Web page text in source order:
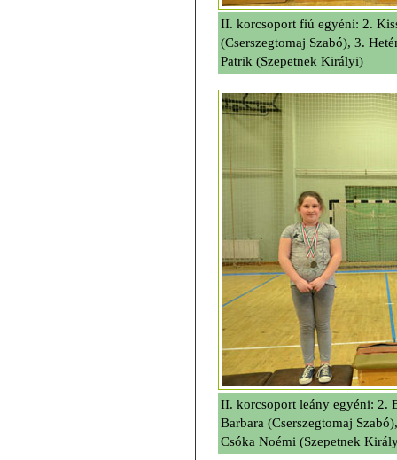
II. korcsoport fiú egyéni: 2.
(Cserszegtomaj Szabó), 3.
Patrik (Szepetnek Királyi)
II. korcsoport leány egyéni: 2.
Barbara (Cserszegtomaj
Csóka Noémi (Szepetnek